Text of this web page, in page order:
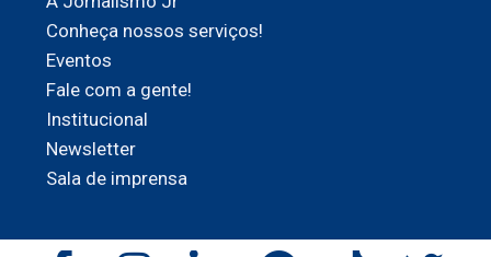
Conheça nossos serviços!
Eventos
Fale com a gente!
Institucional
Newsletter
Sala de imprensa